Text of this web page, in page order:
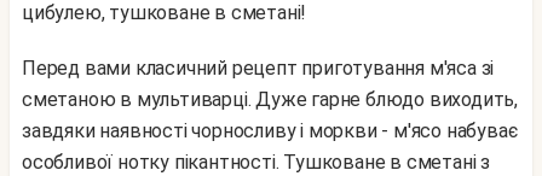
цибулею, тушковане в сметані!
Перед вами класичний рецепт приготування м'яса зі
сметаною в мультиварці. Дуже гарне блюдо виходить,
завдяки наявності чорносливу і моркви - м'ясо набуває
особливої ​​нотку пікантності. Тушковане в сметані з